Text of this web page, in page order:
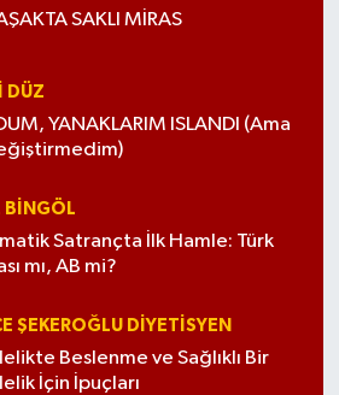
SAKLI MİRAS
DÜZ
YANAKLARIM ISLANDI (Ama
BINGÖL
Satrançta İlk Hamle: Türk
mı, AB mi?
ŞEKEROĞLU DIYETISYEN
Beslenme ve Sağlıklı Bir
İçin İpuçları